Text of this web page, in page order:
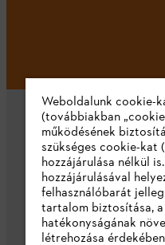
Weboldalunk cookie-
(továbbiakban
működésének
szükséges cookie-kat
hozzájárulása nélkül
hozzájárulásával
felhasználóbarát
tartalom biztosítása, a
hatékonyságának
létrehozása